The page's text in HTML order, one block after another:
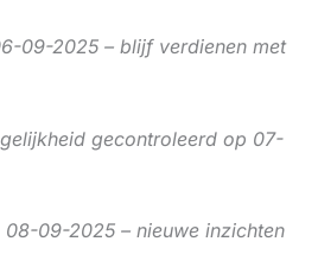
09-2025 – blijf verdienen met
gecontroleerd op 07-
09-2025 – nieuwe inzichten